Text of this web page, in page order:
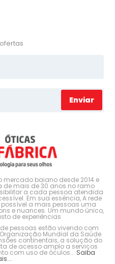
Enviar
mercado baiano desde 2014 e
de mais de 30 anos no ramo
a cada pessoa atendida
Em sua essência, A rede
a mais pessoas uma
e nuances. Um mundo único,
de experiências
pessoas estão vivendo com
Mundial da Saúde
continentais, a solução do
de acesso amplo a serviços
com uso de óculos... Saiba